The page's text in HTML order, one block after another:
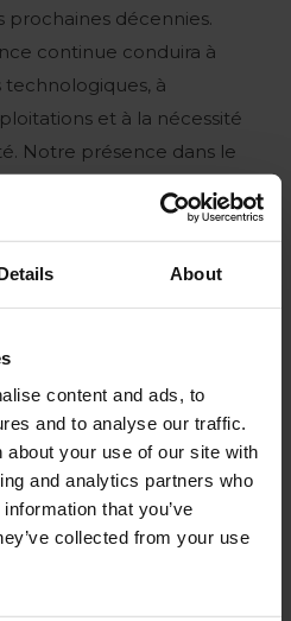
About
content and ads, to
and to analyse our traffic.
about your use of our site with
and analytics partners who
that you’ve
collected from your use
décennies.
continue conduira à
technologiques, à
et à la nécessité
Notre présence dans le
à vos besoins spécifiques